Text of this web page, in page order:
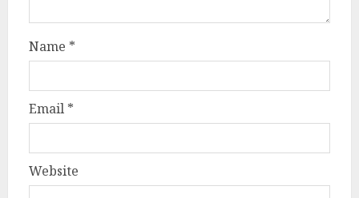
Name *
Email *
Website